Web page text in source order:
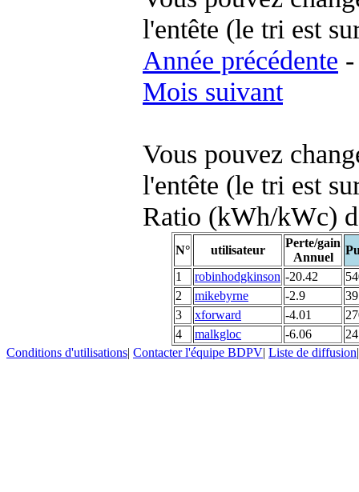
l'entête (le tri est
Année précédente -
Mois suivant
Vous pouvez
l'entête (le tri est
Ratio (kWh/kWc)
N° utilisateur
Perte/gain
Annuel
1
robinhodgkinson -20.42
2
mikebyrne -2.9
3
xforward -4.01
4
malkgloc -6.06
Conditions d'utilisations| Contacter l'équipe BDPV| Liste de diffusion